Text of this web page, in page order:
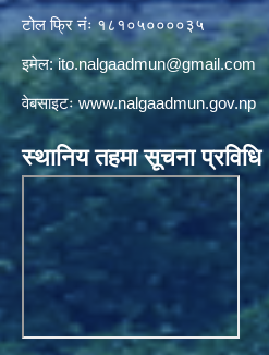
टोल फ्रि नंः १८१०५००००३५
इमेल:ito.nalgaadmun@gmail.com
वेबसाइटःwww.nalgaadmun.gov.np
स्थानिय तहमा सूचना प्रविधि